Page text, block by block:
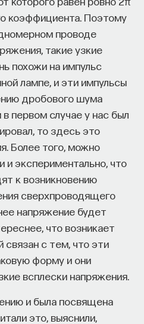
коэффициента. Поэтому
проводе
такие узкие
похожи на импульс
лампе, и эти импульсы
дробового шума
первом случае у нас был
то здесь это
Более того, можно
и экспериментально, что
к возникновению
сверхпроводящего
напряжение будет
что возникает
с тем, что эти
форму и они
всплески напряжения.
и была посвящена
это, выяснили,